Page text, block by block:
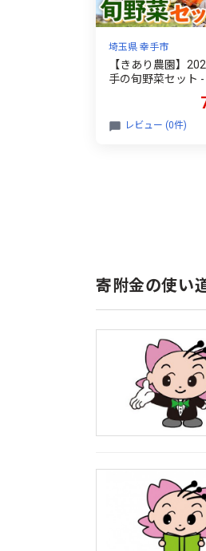
埼玉県 幸手市
【きあり農園】
手の旬野菜セット -
く とうもろこし
オクラ 里芋 旬 詰合
レビュー (0件)
寄附金の使い